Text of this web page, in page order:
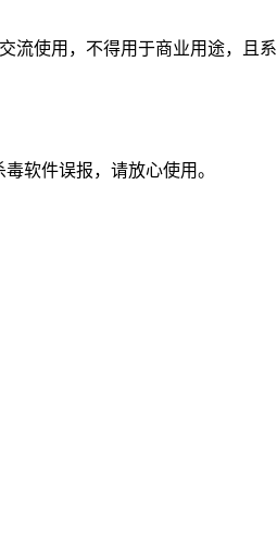
使用，不得用于商业用途，且
软件误报，请放心使用。